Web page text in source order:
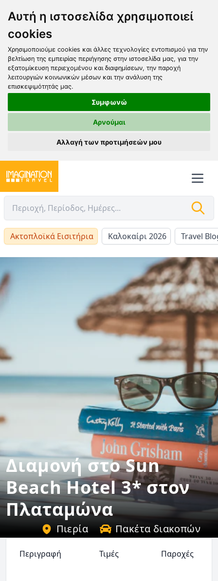
Αυτή η ιστοσελίδα χρησιμοποιεί
cookies
Χρησιμοποιούμε cookies και άλλες τεχνολογίες εντοπισμού για την
βελτίωση της εμπειρίας περιήγησης στην ιστοσελίδα μας, για την
εξατομίκευση περιεχομένου και διαφημίσεων, την παροχή
λειτουργιών κοινωνικών μέσων και την ανάλυση της
επισκεψιμότητάς μας.
Συμφωνώ
Αρνούμαι
Αλλαγή των προτιμήσεών μου
Ακτοπλοϊκά Εισιτήρια Καλοκαίρι 2026 Travel
Διαμονή στο Sun
Beach Hotel 3* στον
Πλαταμώνα
Πιερία Πακέτα διακοπών
Περιγραφή Τιμές Παροχές